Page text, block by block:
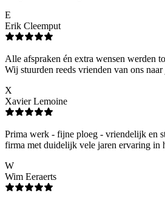
E
Erik Cleemput
Alle afspraken én extra wensen werden
Wij stuurden reeds vrienden van ons
X
Xavier Lemoine
Prima werk - fijne ploeg - vriendelijk en
firma met duidelijk vele jaren ervaring in
W
Wim Eeraerts